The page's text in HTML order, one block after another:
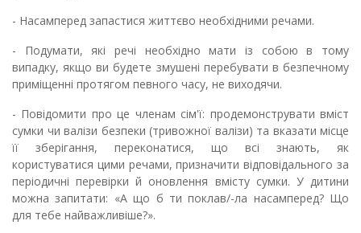
- Насамперед запастися життєво необхідними речами.
- Подумати, які речі необхідно мати із собою в тому
випадку, якщо ви будете змушені перебувати в безпечному
приміщенні протягом певного часу, не виходячи.
- Повідомити про це членам сім'ї: продемонструвати вміст
сумки чи валізи безпеки (тривожної валізи) та вказати місце
її зберігання, переконатися, що всі знають, як
користуватися цими речами, призначити відповідального за
періодичні перевірки й оновлення вмісту сумки. У дитини
можна запитати: «А що б ти поклав/-ла насамперед? Що
для тебе найважливіше?».